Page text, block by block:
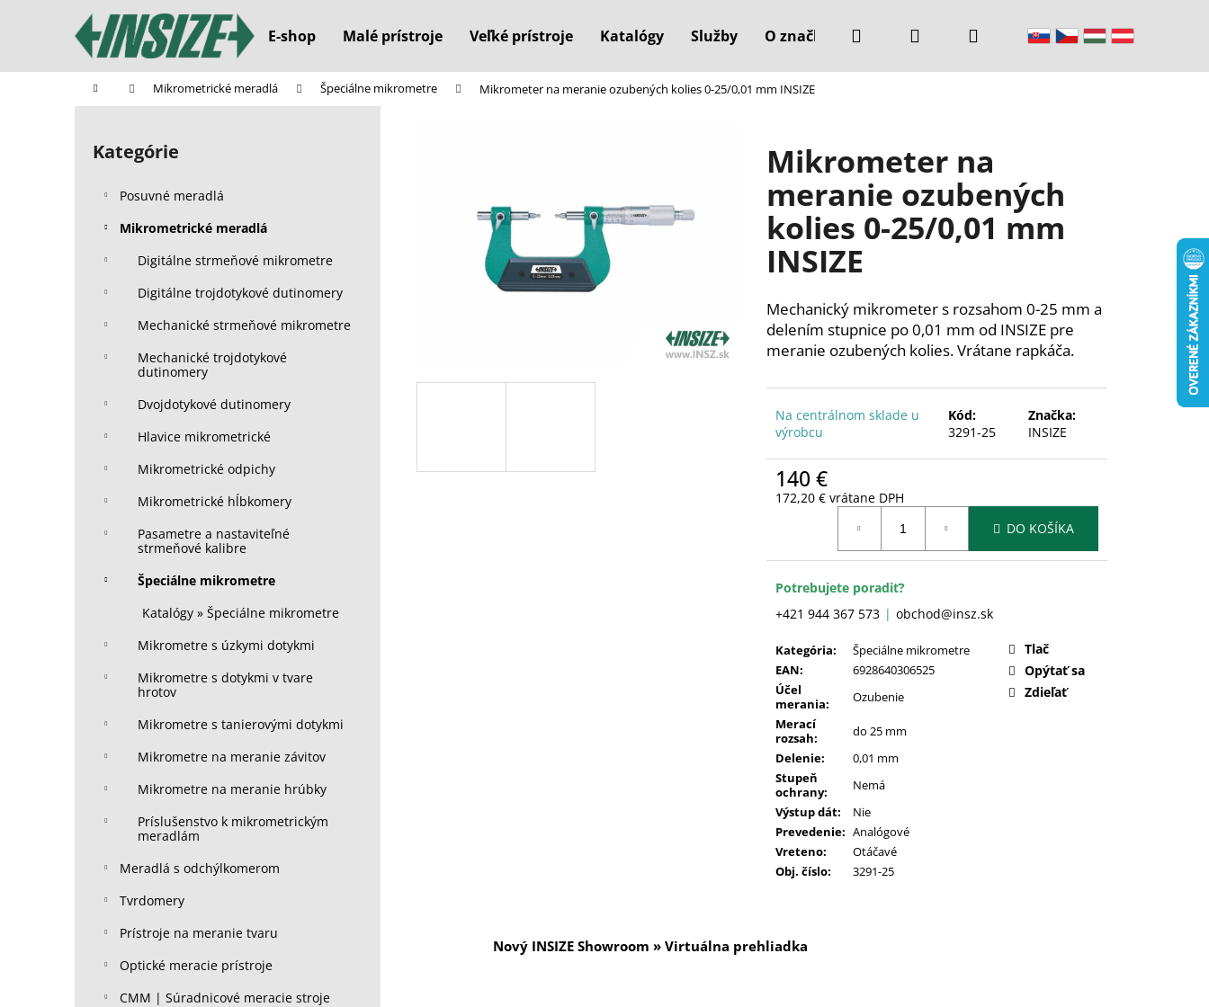
E-shop Malé prístroje Veľké prístroje Katalógy Služby O značke Kontakty
Hľadať PrihlásenieNákupný
Domov Mikrometrické meradlá Špeciálne mikrometre Mikrometer na meranie ozubených kolies 0-25/0,01 mm INSIZE
B
Preskočiť
kategórie
Kategórie
Posuvné meradlá
Mikrometrické meradlá
Digitálne strmeňové mikrometre
Digitálne trojdotykové dutinomery
Mechanické strmeňové mikrometre
Mechanické trojdotykové
dutinomery
Dvojdotykové dutinomery
Hlavice mikrometrické
Mikrometrické odpichy
Mikrometrické hĺbkomery
Pasametre a nastaviteľné
strmeňové kalibre
Špeciálne mikrometre
Katalógy » Špeciálne mikrometre
Mikrometre s úzkymi dotykmi
Mikrometre s dotykmi v tvare
hrotov
Mikrometre s tanierovými dotykmi
Mikrometre na meranie závitov
Mikrometre na meranie hrúbky
Príslušenstvo k mikrometrickým
meradlám
Meradlá s odchýlkomerom
Tvrdomery
Prístroje na meranie tvaru
Optické meracie prístroje
CMM | Súradnicové meracie stroje
Mikrometer na
meranie ozubených
kolies 0-25/0,01 mm
INSIZE
Mechanický mikrometer s rozsahom 0-25 mm a
delením stupnice po 0,01 mm od INSIZE pre
meranie ozubených kolies. Vrátane rapkáča.
Na centrálnom sklade u
výrobcu
Kód:
3291-25
Značka:
INSIZE
140 €
172,20 € vrátane DPH
DO KOŠÍKA
Potrebujete poradiť?
+421 944 367 573
obchod@insz.sk
Kategória:
Špeciálne mikrometre
EAN:
6928640306525
Účel
merania:
Ozubenie
Merací
rozsah:
do 25 mm
Delenie:
0,01 mm
Stupeň
ochrany:
Nemá
Výstup dát:
Nie
Prevedenie: Analógové
Vreteno:
Otáčavé
Obj. číslo: 3291-25
Tlač
Opýtať sa
Zdieľať
Nový INSIZE Showroom » Virtuálna prehliadka
í
Späť
do
Späť
do
Čo potrebujete nájsť?
Odporúčame